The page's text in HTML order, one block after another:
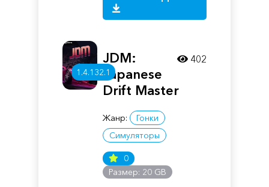
1.4.132.1
JDM:
Japanese
Drift Master
Жанр:
Гонки
Симуляторы
0
Размер: 20 GB
402